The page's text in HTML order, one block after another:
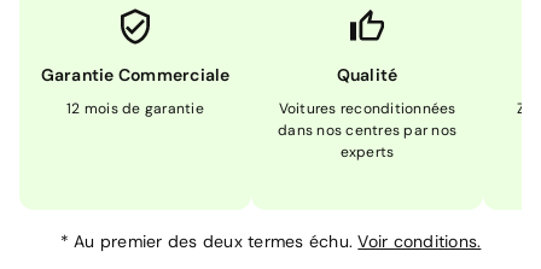
Garantie Commerciale
12 mois de garantie
Qualité
Voitures reconditionnées
dans nos centres par nos
experts
*Au premier des deux termes échu.Voir conditions.